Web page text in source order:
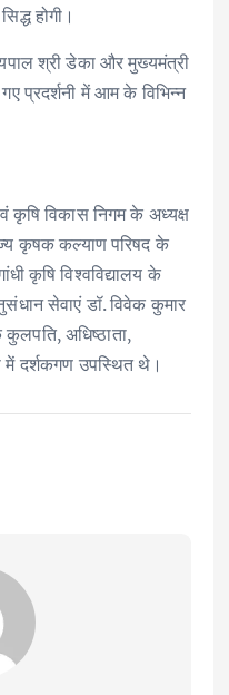
होगी।
श्री डेका और मुख्यमंत्री
प्रदर्शनी में आम के विभिन्न
कृषि विकास निगम के अध्यक्ष
कृषक कल्याण परिषद के
कृषि विश्वविद्यालय के
सेवाएं डॉ. विवेक कुमार
कुलपति, अधिष्ठाता,
में दर्शकगण उपस्थित थे।